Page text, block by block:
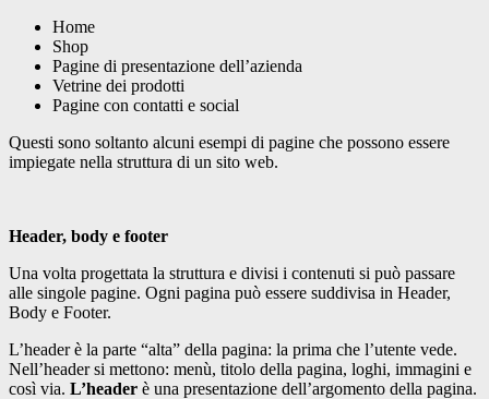
Home
Shop
Pagine di presentazione dell’azienda
Vetrine dei prodotti
Pagine con contatti e social
Questi sono soltanto alcuni esempi di pagine che possono essere
impiegate nella struttura di un sito web.
Header, body e footer
Una volta progettata la struttura e divisi i contenuti si può passare
alle singole pagine. Ogni pagina può essere suddivisa in Header,
Body e Footer.
L’header è la parte “alta” della pagina: la prima che l’utente vede.
Nell’header si mettono: menù, titolo della pagina, loghi, immagini e
così via. L’header è una presentazione dell’argomento della pagina.